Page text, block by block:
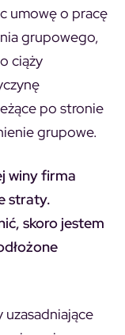
umowę o pracę
grupowego,
ciąży
po stronie
grupowe.
winy firma
straty.
skoro jestem
uzasadniające